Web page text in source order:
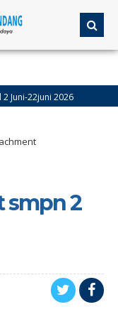
22juni 2026
smpn 2